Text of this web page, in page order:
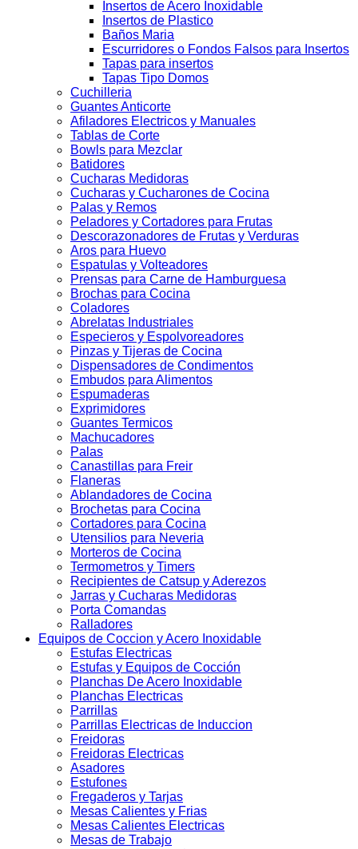
Insertos de Acero Inoxidable
Insertos de Plastico
Baños Maria
Escurridores o Fondos Falsos para Insertos
Tapas para insertos
Tapas Tipo Domos
Cuchilleria
Guantes Anticorte
Afiladores Electricos y Manuales
Tablas de Corte
Bowls para Mezclar
Batidores
Cucharas Medidoras
Cucharas y Cucharones de Cocina
Palas y Remos
Peladores y Cortadores para Frutas
Descorazonadores de Frutas y Verduras
Aros para Huevo
Espatulas y Volteadores
Prensas para Carne de Hamburguesa
Brochas para Cocina
Coladores
Abrelatas Industriales
Especieros y Espolvoreadores
Pinzas y Tijeras de Cocina
Dispensadores de Condimentos
Embudos para Alimentos
Espumaderas
Exprimidores
Guantes Termicos
Machucadores
Palas
Canastillas para Freir
Flaneras
Ablandadores de Cocina
Brochetas para Cocina
Cortadores para Cocina
Utensilios para Neveria
Morteros de Cocina
Termometros y Timers
Recipientes de Catsup y Aderezos
Jarras y Cucharas Medidoras
Porta Comandas
Ralladores
Equipos de Coccion y Acero Inoxidable
Estufas Electricas
Estufas y Equipos de Cocción
Planchas De Acero Inoxidable
Planchas Electricas
Parrillas
Parrillas Electricas de Induccion
Freidoras
Freidoras Electricas
Asadores
Estufones
Fregaderos y Tarjas
Mesas Calientes y Frias
Mesas Calientes Electricas
Mesas de Trabajo